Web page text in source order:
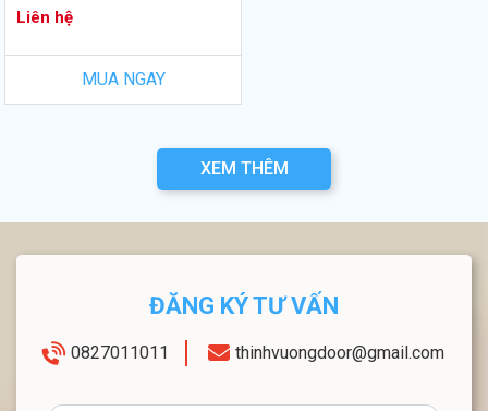
Liên hệ
MUA NGAY
XEM THÊM
ĐĂNG KÝ TƯ VẤN
0827011011 thinhvuongdoor@gmail.com